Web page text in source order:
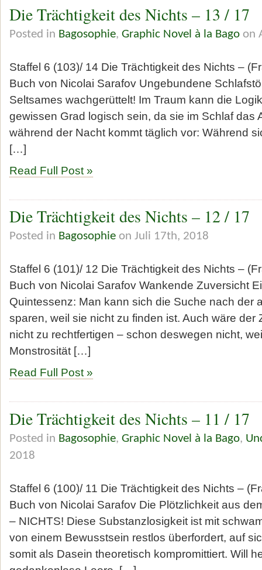
Die Trächtigkeit des Nichts – 13 / 17
Posted in Bagosophie, Graphic Novel à la Bago on
Staffel 6 (103)/ 14 Die Trächtigkeit des Nichts –
Buch von Nicolai Sarafov Ungebundene
Seltsames wachgerüttelt! Im Traum kann die
gewissen Grad logisch sein, da sie im Schlaf das
während der Nacht kommt täglich vor: Während
[…]
Read Full Post »
Die Trächtigkeit des Nichts – 12 / 17
Posted in Bagosophie on Juli 17th, 2018
Staffel 6 (101)/ 12 Die Trächtigkeit des Nichts –
Buch von Nicolai Sarafov Wankende Zuversicht
Quintessenz: Man kann sich die Suche nach der
sparen, weil sie nicht zu finden ist. Auch wäre der
nicht zu rechtfertigen – schon deswegen nicht,
Monstrosität […]
Read Full Post »
Die Trächtigkeit des Nichts – 11 / 17
Posted in Bagosophie, Graphic Novel à la Bago,
2018
Staffel 6 (100)/ 11 Die Trächtigkeit des Nichts –
Buch von Nicolai Sarafov Die Plötzlichkeit aus
– NICHTS! Diese Substanzlosigkeit ist mit
von einem Bewusstsein restlos überfordert, auf
somit als Dasein theoretisch kompromittiert. Will